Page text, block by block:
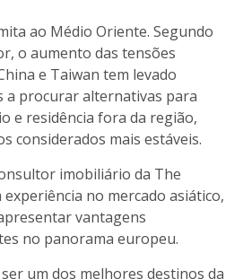
ao Médio Oriente. Segundo
o aumento das tensões
e Taiwan tem levado
a procurar alternativas para
e residência fora da região,
considerados mais estáveis.
imobiliário da The
no mercado asiático,
vantagens
no panorama europeu.
um dos melhores destinos da